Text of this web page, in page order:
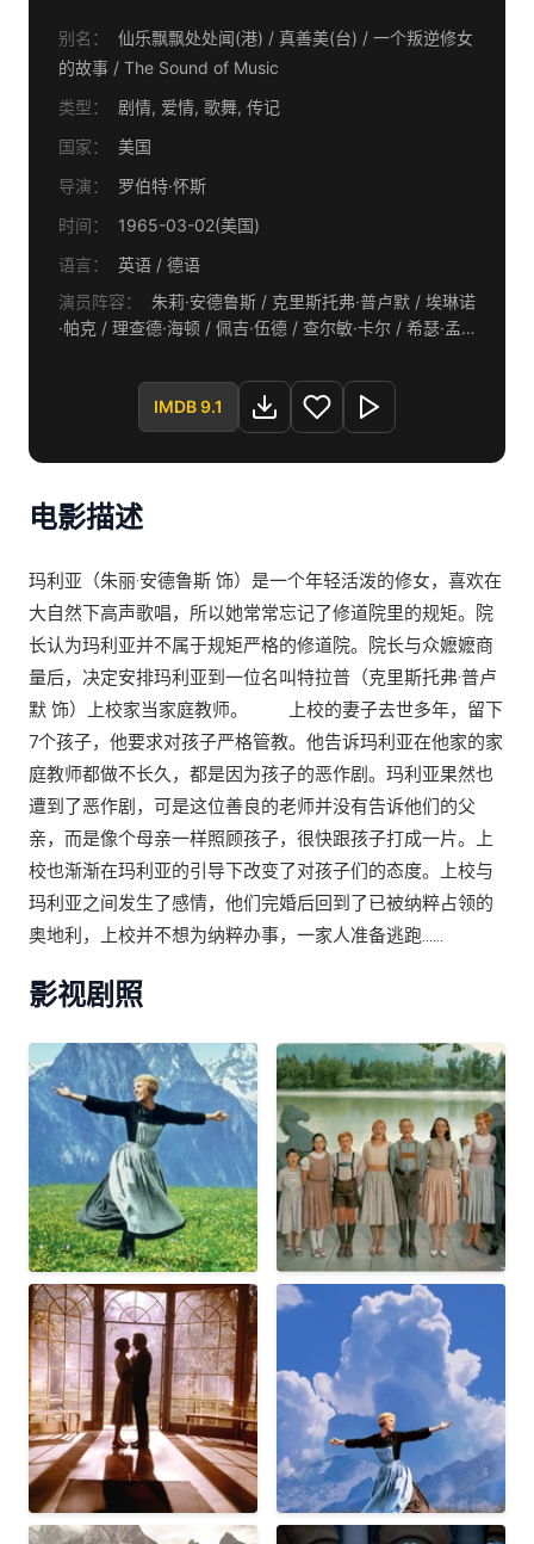
别名：
仙乐飘飘处处闻(港) / 真善美(台) / 一个叛逆修女
的故事 / The Sound of Music
类型：
剧情, 爱情, 歌舞, 传记
国家：
美国
导演：
罗伯特·怀斯
时间：
1965-03-02(美国)
语言：
英语 / 德语
演员阵容：
朱莉·安德鲁斯 / 克里斯托弗·普卢默 / 埃琳诺
·帕克 / 理查德·海顿 / 佩吉·伍德 / 查尔敏·卡尔 / 希瑟·孟
特·斯图尔特 / 马妮·尼克松 / 埃瓦德妮·贝克 / 多丽丝·劳埃
德 / 格特鲁德·阿斯特 / 弗兰克·贝克 / 史蒂夫·卡鲁瑟斯 /
塞尔 / 伯纳德·赛尔 / 诺尔曼·斯蒂凡斯 / 伯特史蒂文斯 /
玛丽亚·冯·特拉普
IMDB 9.1
电影描述
玛利亚（朱丽·安德鲁斯 饰）是一个年轻活泼的修女，喜欢在
大自然下高声歌唱，所以她常常忘记了修道院里的规矩。院
长认为玛利亚并不属于规矩严格的修道院。院长与众嬷嬷商
量后，决定安排玛利亚到一位名叫特拉普（克里斯托弗·普卢
默 饰）上校家当家庭教师。 上校的妻子去世多年，留下
7个孩子，他要求对孩子严格管教。他告诉玛利亚在他家的家
庭教师都做不长久，都是因为孩子的恶作剧。玛利亚果然也
遭到了恶作剧，可是这位善良的老师并没有告诉他们的父
亲，而是像个母亲一样照顾孩子，很快跟孩子打成一片。上
校也渐渐在玛利亚的引导下改变了对孩子们的态度。上校与
玛利亚之间发生了感情，他们完婚后回到了已被纳粹占领的
奥地利，上校并不想为纳粹办事，一家人准备逃跑……
影视剧照